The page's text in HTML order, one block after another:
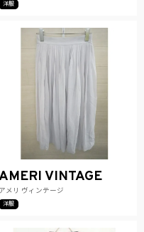
洋服
VINTAGE
アメリ ヴィンテージ
洋服